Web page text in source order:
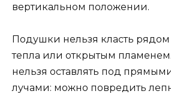
вертикальном положении.
Подушки нельзя класть
тепла или открытым
нельзя оставлять под
лучами: можно повредить